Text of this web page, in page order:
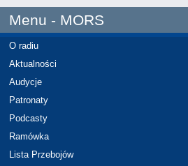
Menu - MORS
O radiu
Aktualności
Audycje
Patronaty
Podcasty
Ramówka
Lista Przebojów